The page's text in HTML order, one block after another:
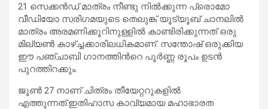
21 സെക്കൻഡ് മാത്രം നീണ്ടു നിൽക്കുന്ന പ്രൊമോ
വീഡിയോ സരിഗമയുടെ തെലുങ്ക് യൂട്യൂബ് ചാനലിൽ
മാത്രം അരമണിക്കൂറിനുള്ളിൽ കാണ്ടിരിക്കുന്നത് ഒരു
മില്യൺ കാഴ്ച്ചക്കാരിലധികമാണ്. സന്തോഷ്‌ ഒരുക്കിയ
ഈ പഞ്ചാബി ഗാനത്തിന്‍റെ പൂര്‍ണ്ണ രൂപം ഉടന്‍
പുറത്തിറക്കും.
ജൂണ്‍ 27 നാണ് ചിത്രം തീയേറ്ററുകളില്‍
എത്തുന്നത്.ഇതിഹാസ കാവ്യമായ മഹാഭാരത